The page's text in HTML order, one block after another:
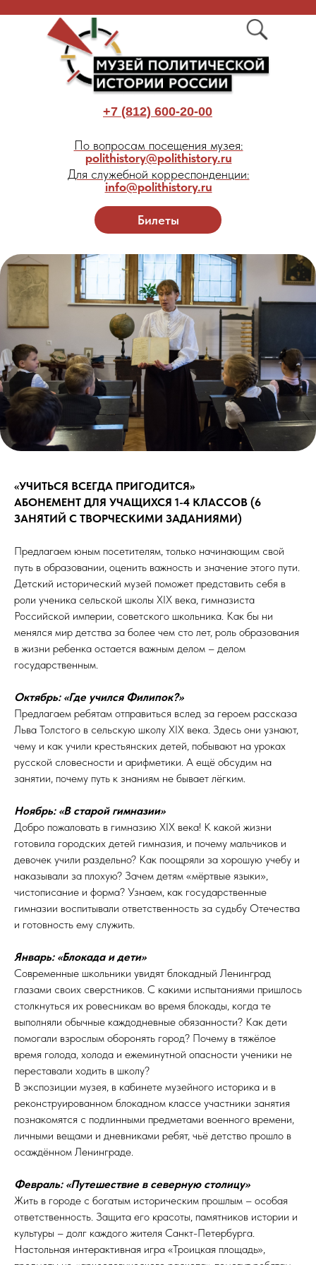
Билеты
+7 (812) 600-20-00
По вопросам посещения музея:
polithistory@polithistory.ru
Для служебной корреспонденции:
info@polithistory.ru
«УЧИТЬСЯ ВСЕГДА ПРИГОДИТСЯ»
АБОНЕМЕНТ ДЛЯ УЧАЩИХСЯ 1-4 КЛАССОВ (6
ЗАНЯТИЙ С ТВОРЧЕСКИМИ ЗАДАНИЯМИ)
Предлагаем юным посетителям, только начинающим свой
путь в образовании, оценить важность и значение этого пути.
Детский исторический музей поможет представить себя в
роли ученика сельской школы XIX века, гимназиста
Российской империи, советского школьника. Как бы ни
менялся мир детства за более чем сто лет, роль образования
в жизни ребенка остается важным делом – делом
государственным.
Октябрь: «Где учился Филипок?»
Предлагаем ребятам отправиться вслед за героем рассказа
Льва Толстого в сельскую школу XIX века. Здесь они узнают,
чему и как учили крестьянских детей, побывают на уроках
русской словесности и арифметики. А ещё обсудим на
занятии, почему путь к знаниям не бывает лёгким.
Ноябрь: «В старой гимназии»
Добро пожаловать в гимназию XIX века! К какой жизни
готовила городских детей гимназия, и почему мальчиков и
девочек учили раздельно? Как поощряли за хорошую учебу и
наказывали за плохую? Зачем детям «мёртвые языки»,
чистописание и форма? Узнаем, как государственные
гимназии воспитывали ответственность за судьбу Отечества
и готовность ему служить.
Январь: «Блокада и дети»
Современные школьники увидят блокадный Ленинград
глазами своих сверстников. С какими испытаниями пришлось
столкнуться их ровесникам во время блокады, когда те
выполняли обычные каждодневные обязанности? Как дети
помогали взрослым оборонять город? Почему в тяжёлое
время голода, холода и ежеминутной опасности ученики не
переставали ходить в школу?
В экспозиции музея, в кабинете музейного историка и в
реконструированном блокадном классе участники занятия
познакомятся с подлинными предметами военного времени,
личными вещами и дневниками ребят, чьё детство прошло в
осаждённом Ленинграде.
Февраль: «Путешествие в северную столицу»
Жить в городе с богатым историческим прошлым – особая
ответственность. Защита его красоты, памятников истории и
культуры – долг каждого жителя Санкт-Петербурга.
Настольная интерактивная игра «Троицкая площадь»,